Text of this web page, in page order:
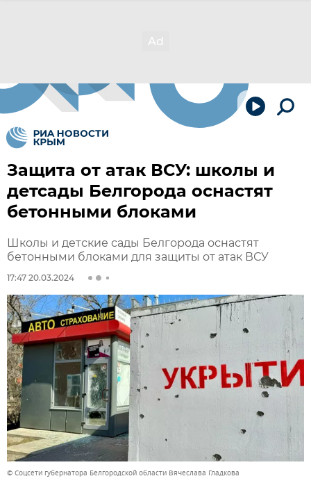
Защита от атак ВСУ: школы и
детсады Белгорода оснастят
бетонными блоками
Школы и детские сады Белгорода оснастят
бетонными блоками для защиты от атак ВСУ
17:47 20.03.2024
© Соцсети губернатора Белгородской области Вячеслава Гладкова